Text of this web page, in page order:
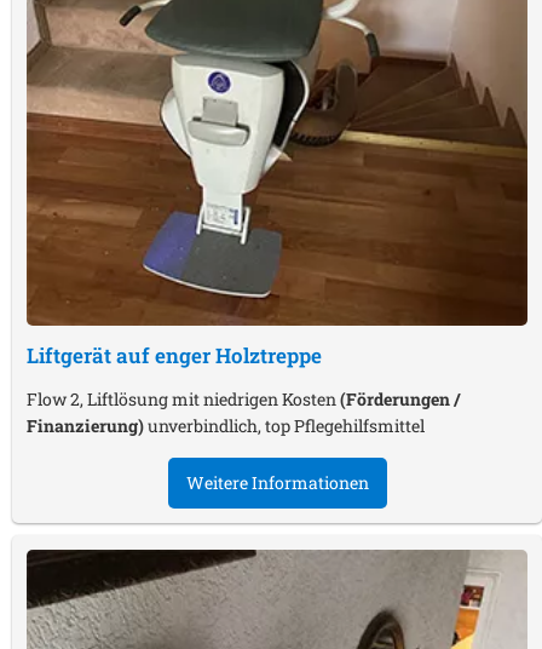
Liftgerät auf enger Holztreppe
Flow 2, Liftlösung mit niedrigen Kosten (Förderungen /
Finanzierung)unverbindlich, top Pflegehilfsmittel
Weitere Informationen